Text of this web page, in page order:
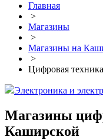
Главная
>
Магазины
>
Магазины на
>
Цифровая техника
Электроника и
Магазины
Каширской